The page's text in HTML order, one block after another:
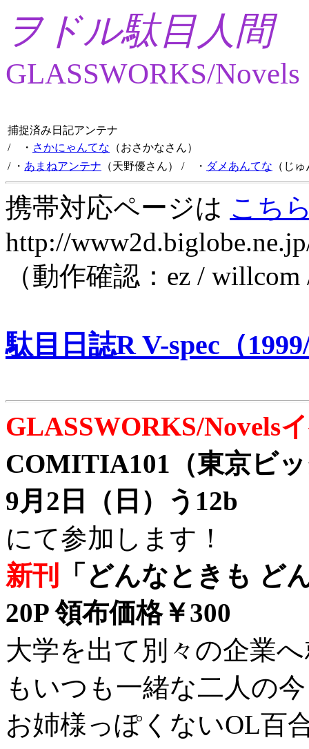
ヲドル駄目人間
GLASSWORKS/Novels
捕捉済み日記アンテナ
/ ・ さかにゃんてな （おさかなさん）
/ ・ あまねアンテナ （天野優さん） / ・ ダメあんてな （じ
携帯対応ページは こち
http://
（動作確認：ez /
駄目日誌R V-spec（
GLASSWORKS/Novels
COMITIA101（東京ビ
9月2日（日）う12b
にて参加します！
新刊
「どんなときも ど
20P 領布価格￥300
大学を出て別々の企業
もいつも一緒な二人の
お姉様っぽくないOL百